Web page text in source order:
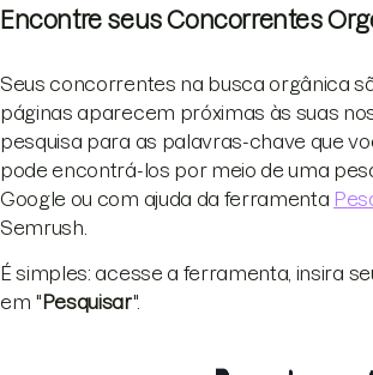
Encontre seus Concorrentes
Seus concorrentes na busca orgânica
páginas aparecem próximas às suas
pesquisa para as palavras-chave que
pode encontrá-los por meio de uma
Google ou com ajuda da ferramenta
Semrush.
É simples: acesse a ferramenta, insira
em "Pesquisar".